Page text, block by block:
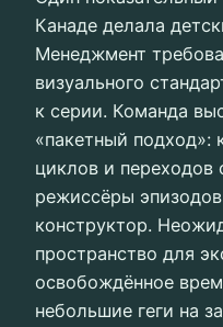
Канаде делала
Менеджмент
визуального
к серии. Команда
«пакетный подход»:
циклов и переходов
режиссёры
конструктор.
пространство для
освобождённое
небольшие геги на